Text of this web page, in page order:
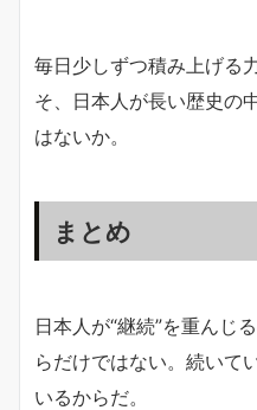
毎日少しずつ積み上げる
そ、日本人が長い歴史の
はないか。
まとめ
日本人が“継続”を重んじ
らだけではない。続いて
いるからだ。